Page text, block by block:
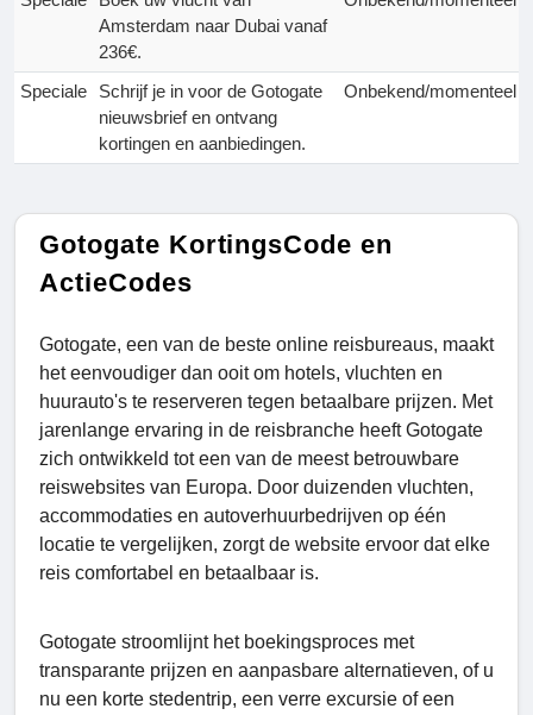
Amsterdam naar Dubai vanaf
236€.
Speciale
Schrijf je in voor de Gotogate
nieuwsbrief en ontvang
kortingen en aanbiedingen.
Onbekend/momenteel
Gotogate KortingsCode en
ActieCodes
Gotogate, een van de beste online reisbureaus, maakt
het eenvoudiger dan ooit om hotels, vluchten en
huurauto's te reserveren tegen betaalbare prijzen. Met
jarenlange ervaring in de reisbranche heeft Gotogate
zich ontwikkeld tot een van de meest betrouwbare
reiswebsites van Europa. Door duizenden vluchten,
accommodaties en autoverhuurbedrijven op één
locatie te vergelijken, zorgt de website ervoor dat elke
reis comfortabel en betaalbaar is.
Gotogate stroomlijnt het boekingsproces met
transparante prijzen en aanpasbare alternatieven, of u
nu een korte stedentrip, een verre excursie of een